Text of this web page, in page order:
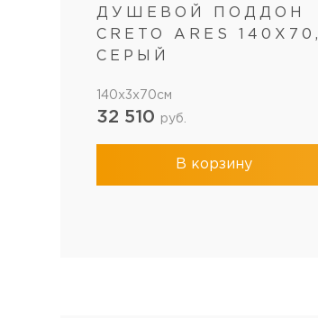
ДУШЕВОЙ ПОДДОН
CRETO ARES 140X70,
СЕРЫЙ
140x3x70см
32 510 руб.
В корзину